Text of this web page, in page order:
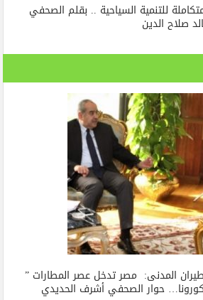
للتنمية السياحية .. بقلم الصحفي
صلاح الدين
المدنى: مصر تدخل عصر المطارات ”
كورونا… حوار الصحفي أشرف الحديدي